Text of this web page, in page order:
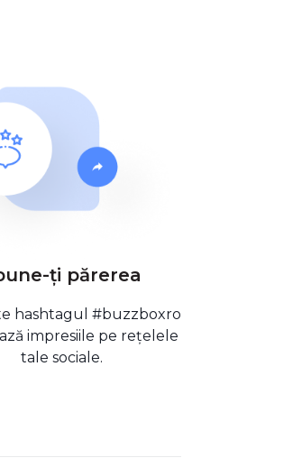
ți părerea
hashtagul #buzzboxro
impresiile pe rețelele
tale sociale.